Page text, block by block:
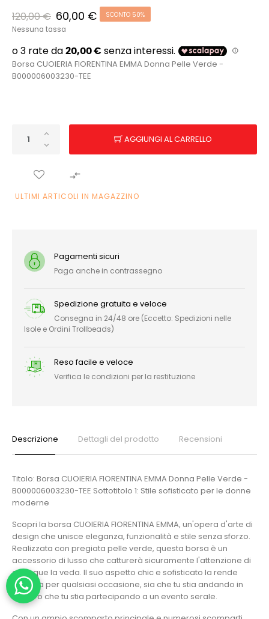
120,00 € 60,00 € SCONTO 50%
Nessuna tassa
Borsa CUOIERIA FIORENTINA EMMA Donna Pelle Verde -
B000006003230-TEE
AGGIUNGI AL CARRELLO

ULTIMI ARTICOLI IN MAGAZZINO
Pagamenti sicuri
Paga anche in contrassegno
Spedizione gratuita e veloce
Consegna in 24/48 ore (Eccetto: Spedizioni nelle
Isole e Ordini Trollbeads)
Reso facile e veloce
Verifica le condizioni per la restituzione
Descrizione Dettagli del prodotto Recensioni
Titolo: Borsa CUOIERIA FIORENTINA EMMA Donna Pelle Verde -
B000006003230-TEE Sottotitolo 1: Stile sofisticato per le donne
moderne
Scopri la borsa CUOIERIA FIORENTINA EMMA, un'opera d'arte di
design che unisce eleganza, funzionalità e stile senza sforzo.
Realizzata con pregiata pelle verde, questa borsa è un
accessorio di lusso che catturerà sicuramente l'attenzione di
chiunque la veda. Il suo aspetto chic e sofisticato la rende
perfetta per qualsiasi occasione, sia che tu stia andando in
ufficio o che tu stia partecipando a un evento serale.